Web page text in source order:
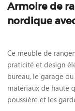
Armoire de
nordique
Ce meuble de
praticité et design
bureau, le garage
matériaux de haute
poussière et les